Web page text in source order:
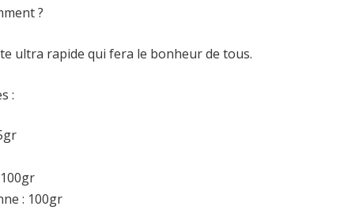
?
ultra rapide qui fera le bonheur de tous.
:
: 100gr